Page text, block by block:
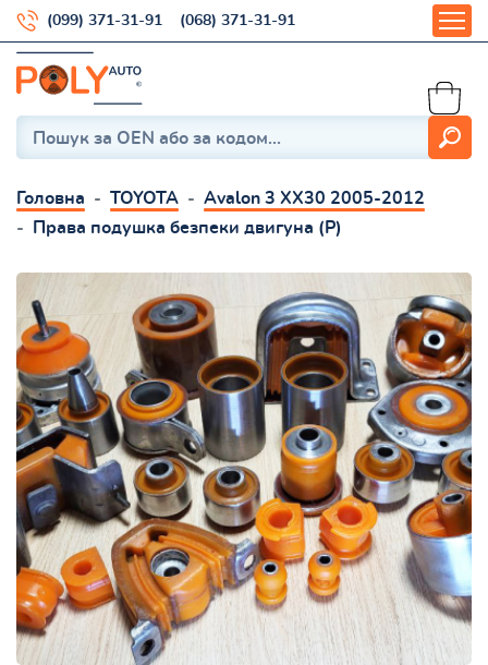
(099) 371-31-91 (068) 371-31-91
Головна TOYOTA
Avalon 3 XX30 2005-2012
Права подушка безпеки двигуна (P)